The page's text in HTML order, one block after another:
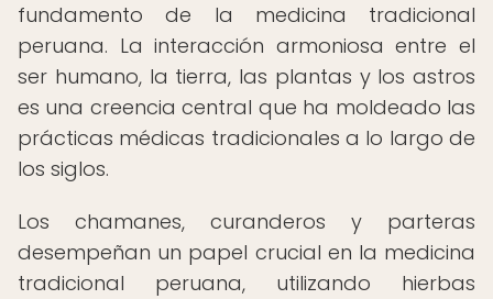
fundamento de la medicina tradicional
peruana. La interacción armoniosa entre el
ser humano, la tierra, las plantas y los astros
es una creencia central que ha moldeado las
prácticas médicas tradicionales a lo largo de
los siglos.
Los chamanes, curanderos y parteras
desempeñan un papel crucial en la medicina
tradicional peruana, utilizando hierbas